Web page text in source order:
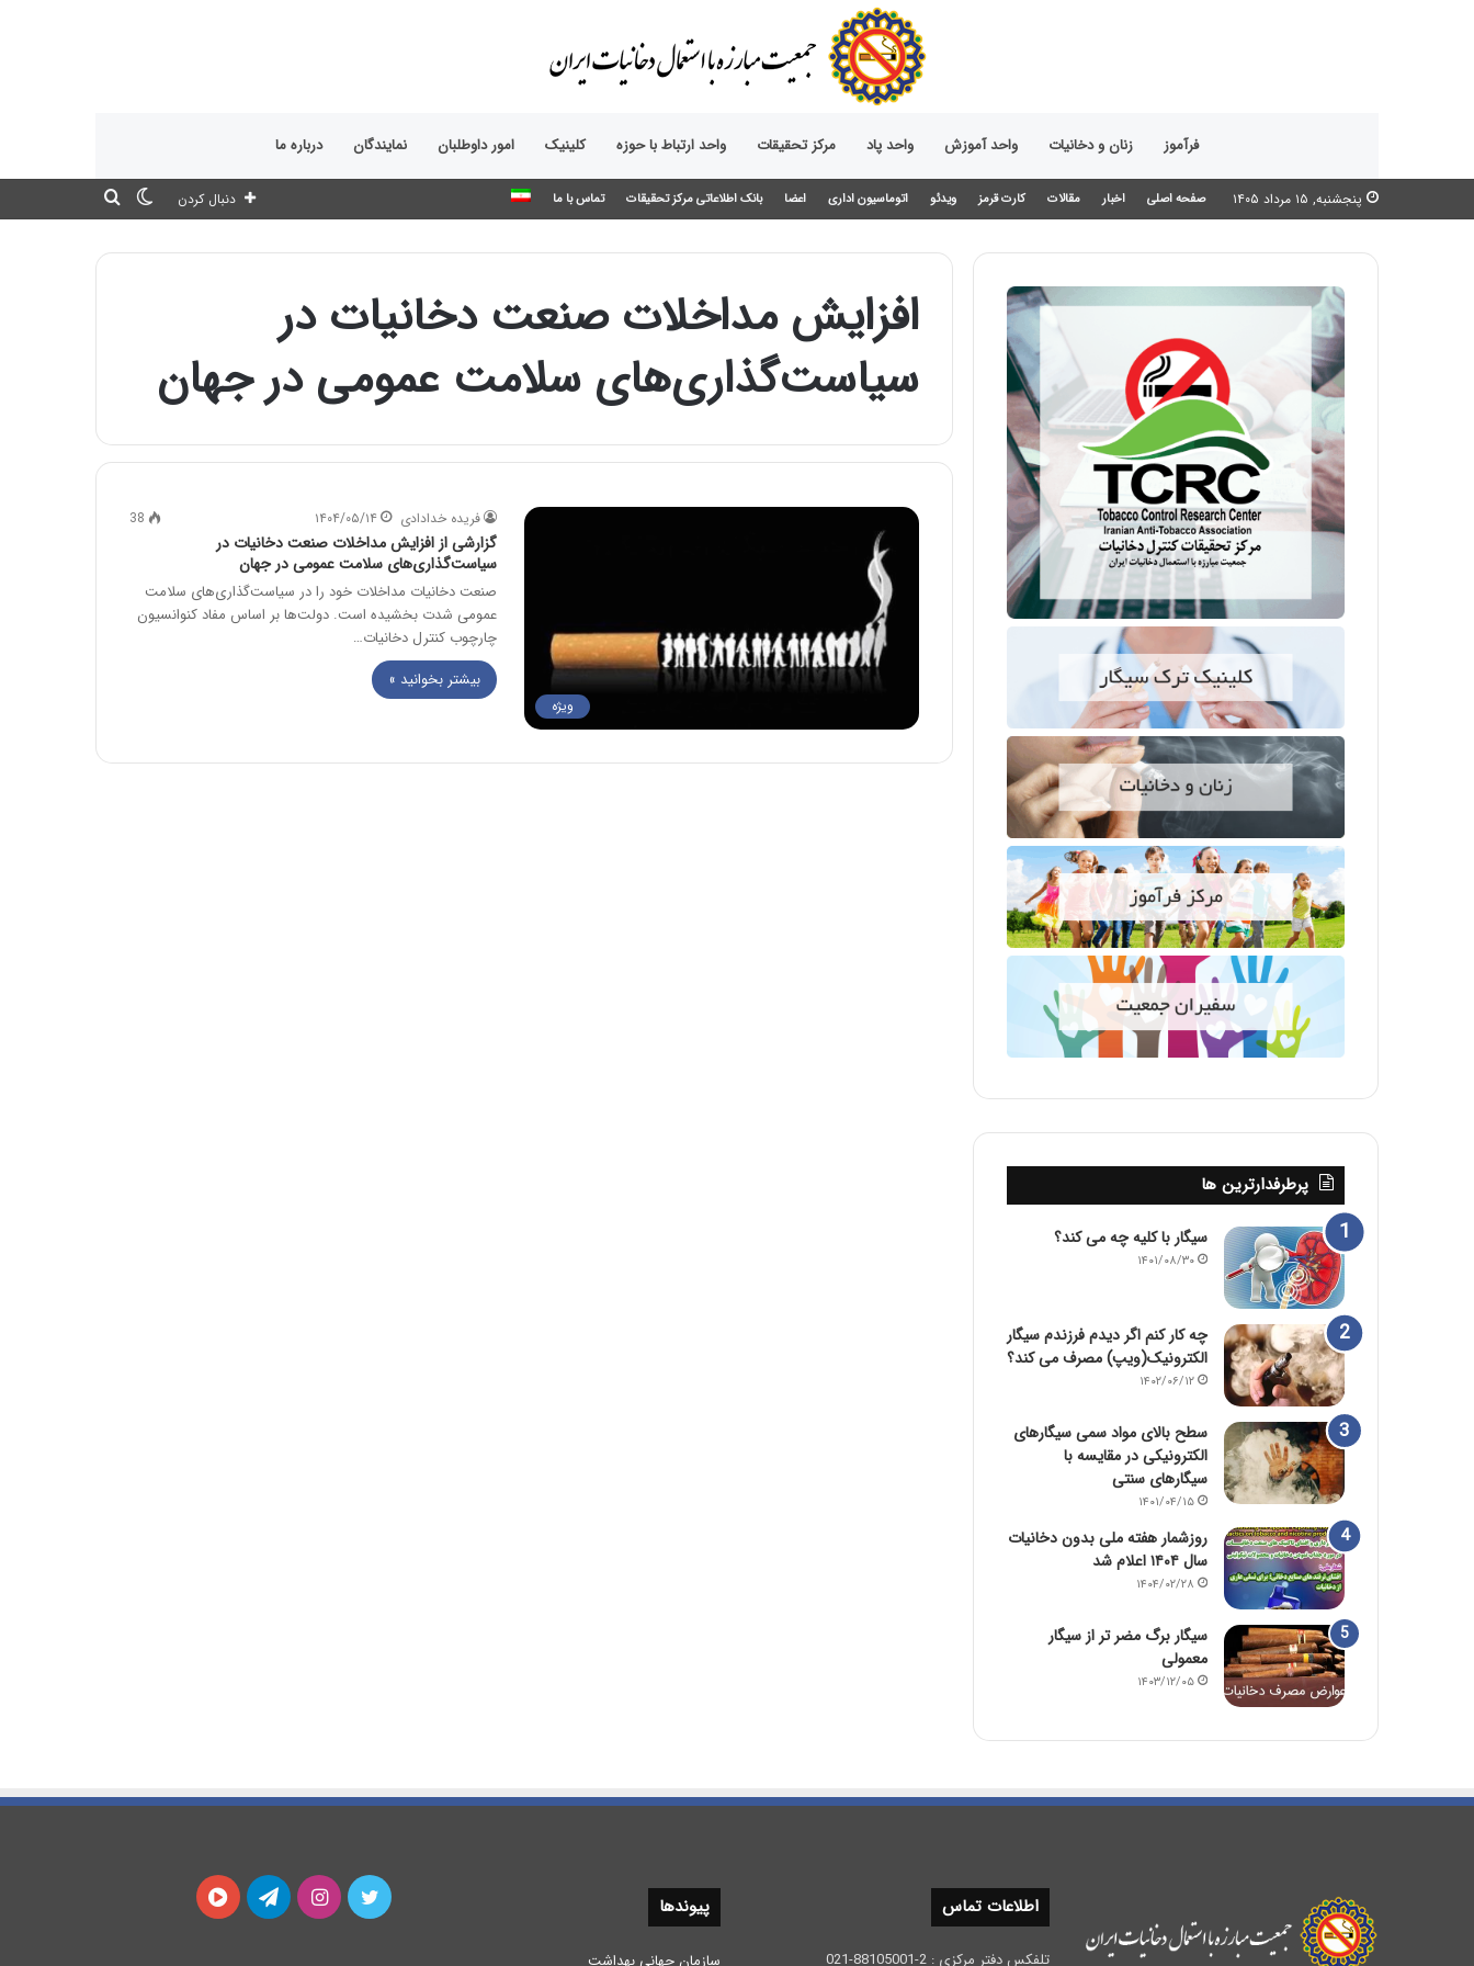
فرآموز زنان و دخانیات واحد آموزش واحد پاد مرکز تحقیقات واحد ارتباط با حوزه‌ کلینیک امور داوطلبان نمایندگان درباره ما
پنجشنبه, ۱۵ مرداد ۱۴۰۵ صفحه اصلی اخبار مقالات کارت قرمز ویدئو اتوماسیون اداری اعضا بانک اطلاعاتی مرکز تحقیقات تماس با ما
تغییر
دنبال کردن
افزایش مداخلات صنعت دخانیات در
سیاست‌گذاری‌های سلامت عمومی در جهان
ویژه
فریده خدادادی ۱۴۰۴/۰۵/۱۴ 38
گزارشی از افزایش مداخلات صنعت دخانیات در
سیاست‌گذاری‌های سلامت عمومی در جهان
صنعت دخانیات مداخلات خود را در سیاست‌گذاری‌های سلامت
عمومی شدت بخشیده است. دولت‌ها بر اساس مفاد کنوانسیون
چارچوب کنترل دخانیات…
بیشتر بخوانید »
پرطرفدارترین ها
سیگار با کلیه چه می کند؟
۱۴۰۱/۰۸/۳۰
چه کار کنم اگر دیدم فرزندم سیگار
الکترونیک(ویپ) مصرف می کند؟
۱۴۰۲/۰۶/۱۲
سطح بالای مواد سمی سیگارهای
الکترونیکی در مقایسه با
سیگارهای سنتی
۱۴۰۱/۰۴/۱۵
روزشمار هفته ملی بدون دخانیات
سال ۱۴۰۴ اعلام شد
۱۴۰۴/۰۲/۲۸
سیگار برگ مضر تر از سیگار
معمولی
۱۴۰۳/۱۲/۰۵
اطلاعات تماس
تلفکس دفتر مرکزی : 2-88105001-021
پیوندها
سازمان جهانی بهداشت
توییتر اینستاگرامتلگرام آپارات